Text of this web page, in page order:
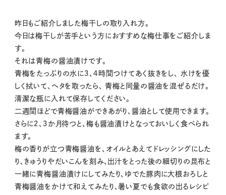
昨日もご紹介しました梅干しの取り入れ方。
今日は梅干しが苦手という方におすすめな梅仕事をご紹介しま
す。
それは青梅の醤油漬けです。
青梅をたっぷりの水に３、４時間つけてあく抜きをし、 水けを優
しく拭いて、ヘタを取ったら、 青梅と同量の醤油を混ぜるだけ。
清潔な瓶に入れて保存してください。
二週間ほどで青梅醤油ができあがり、醤油として使用できます。
さらに２、３か月待つと、梅も醤油漬けとなっておいしく食べられ
ます。
梅の香りが立つ青梅醤油を、オイルとあえてドレッシングにした
り、きゅうりやだいこんを刻み、出汁をとった後の細切りの昆布と
一緒に青梅醤油漬けにしてみたり、ゆでた豚肉に大根おろしと
青梅醤油をかけて和えてみたり、暑い夏でも食欲の出るレシピ